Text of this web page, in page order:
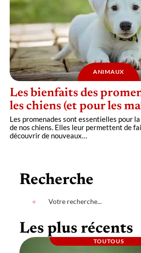
ANIMAUX
Les bienfaits des
les chiens (et pour les
Les promenades sont essentielles pour
de nos chiens. Elles leur permettent de
découvrir de nouveaux…
Recherche
Les plus récents
TOUTOUS